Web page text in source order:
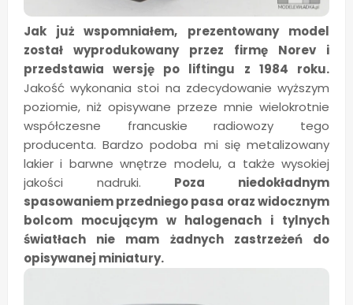
Jak już wspomniałem, prezentowany model
został wyprodukowany przez firmę Norev i
przedstawia wersję po liftingu z 1984 roku.
Jakość wykonania stoi na zdecydowanie wyższym
poziomie, niż opisywane przeze mnie wielokrotnie
współczesne francuskie radiowozy tego
producenta. Bardzo podoba mi się metalizowany
lakier i barwne wnętrze modelu, a także wysokiej
jakości nadruki. Poza niedokładnym
spasowaniem przedniego pasa oraz widocznym
bolcom mocującym w halogenach i tylnych
światłach nie mam żadnych zastrzeżeń do
opisywanej miniatury.